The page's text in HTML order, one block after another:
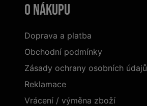
O nákupu
Doprava a platba
Obchodní podmínky
Zásady ochrany osobních údajů
Reklamace
Vrácení / výměna zboží